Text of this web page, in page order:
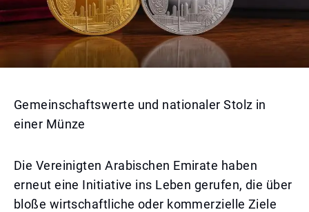
Gemeinschaftswerte und nationaler Stolz in
einer Münze
Die Vereinigten Arabischen Emirate haben
erneut eine Initiative ins Leben gerufen, die über
bloße wirtschaftliche oder kommerzielle Ziele